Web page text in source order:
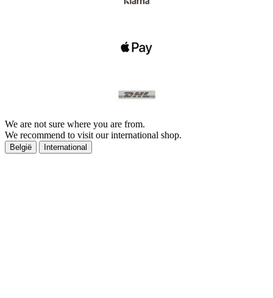
We are not sure where you are from.
We recommend to visit our international shop.
België International